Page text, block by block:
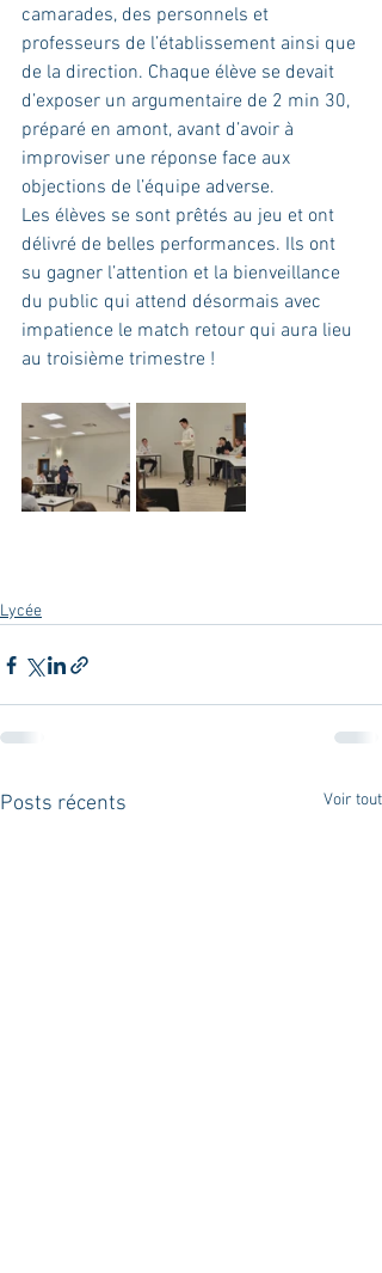
camarades, des personnels et
professeurs de l’établissement ainsi que
de la direction. Chaque élève se devait
d’exposer un argumentaire de 2 min 30,
préparé en amont, avant d’avoir à
improviser une réponse face aux
objections de l’équipe adverse.
Les élèves se sont prêtés au jeu et ont
délivré de belles performances. Ils ont
su gagner l’attention et la bienveillance
du public qui attend désormais avec
impatience le match retour qui aura lieu
au troisième trimestre !
Lycée
Posts récents Voir tout